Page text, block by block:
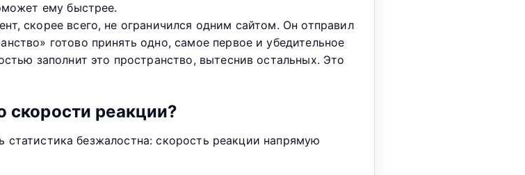
ему быстрее.
скорее всего, не ограничился одним сайтом. Он отправил
готово принять одно, самое первое и убедительное
заполнит это пространство, вытеснив остальных. Это
скорости реакции?
безжалостна: скорость реакции напрямую